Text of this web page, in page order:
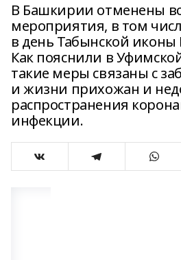
В Башкирии отменены
мероприятия, в том
в день Табынской
Как пояснили в
такие меры связаны с
и жизни прихожан и
распространения
инфекции.